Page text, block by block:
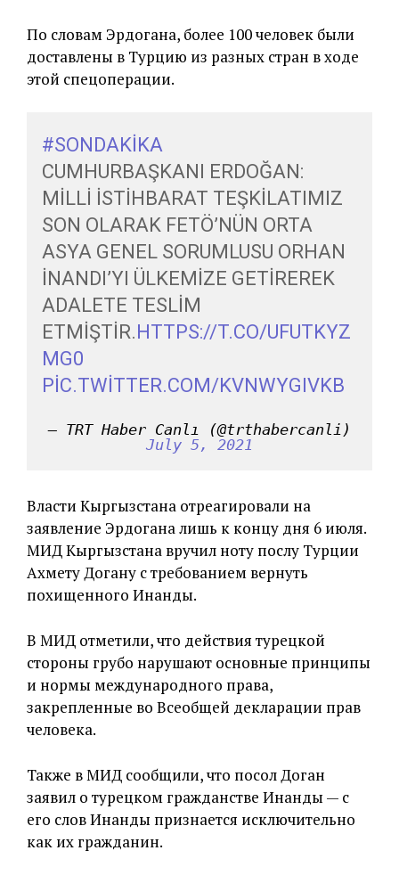
По словам Эрдогана, более 100 человек были
доставлены в Турцию из разных стран в ходе
этой спецоперации.
#SONDAKİKA
CUMHURBAŞKANI ERDOĞAN:
MILLI İSTIHBARAT TEŞKILATIMIZ
SON OLARAK FETÖ’NÜN ORTA
ASYA GENEL SORUMLUSU ORHAN
İNANDI’YI ÜLKEMIZE GETIREREK
ADALETE TESLIM
ETMIŞTIR.HTTPS://T.CO/UFUTKYZ
MG0
PIC.TWITTER.COM/KVNWYGIVKB
— TRT Haber Canlı (@trthabercanli)
July 5, 2021
Власти Кыргызстана отреагировали на
заявление Эрдогана лишь к концу дня 6 июля.
МИД Кыргызстана вручил ноту послу Турции
Ахмету Догану с требованием вернуть
похищенного Инанды.
В МИД отметили, что действия турецкой
стороны грубо нарушают основные принципы
и нормы международного права,
закрепленные во Всеобщей декларации прав
человека.
Также в МИД сообщили, что посол Доган
заявил о турецком гражданстве Инанды — с
его слов Инанды признается исключительно
как их гражданин.